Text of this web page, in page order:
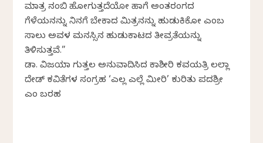
ಮಾತ್ರ ನಂಬಿ ಹೋಗುತ್ತದೆಯೋ ಹಾಗೆ ಅಂತರಂಗದ
ಗೆಳೆಯನನ್ನು ನಿನಗೆ ಬೇಕಾದ ಮಿತ್ರನನ್ನು ಹುಡುಕಿಕೋ ಎಂಬ
ಸಾಲು ಅವಳ ಮನಸ್ಸಿನ ಹುಡುಕಾಟದ ತೀವ್ರತೆಯನ್ನು
ತಿಳಿಸುತ್ತವೆ.”
ಡಾ. ವಿಜಯಾ ಗುತ್ತಲ ಅನುವಾದಿಸಿದ ಕಾಶ್ಮೀರಿ ಕವಯತ್ರಿ ಲಲ್ಲಾ
ದೇಡ್‌ ಕವಿತೆಗಳ ಸಂಗ್ರಹ ‘ಎಲ್ಲ ಎಲ್ಲೆ ಮೀರಿ’ ಕುರಿತು ಪದ್ಮಶ್ರೀ
ಎಂ ಬರಹ